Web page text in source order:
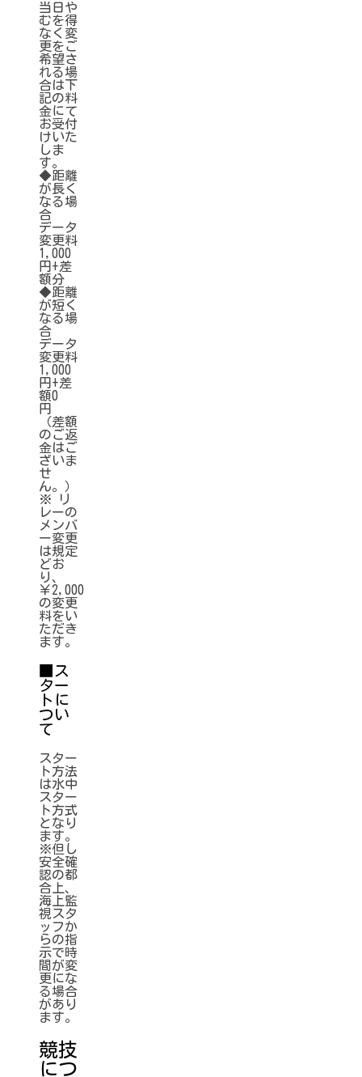
当日や
むを得
なく変
更をご
希望さ
れる場
合は下
記の料
金にて
お受付
けいた
しま
す。
◆距離
が長く
なる場
合
データ
変更料
1,000
円+差
額分
◆距離
が短く
なる場
合
データ
変更料
1,000
円+差
額0
円
（差額
のご返
金はご
ざいま
せ
ん。）
※ リ
レーの
メンバ
ー変更
は規定
どお
り、
￥2,000
の変更
料をい
ただき
ます。
■ス
ター
トに
つい
て
スター
ト方法
は水中
スター
ト方式
となり
ます。
※但し
安全確
認の都
合上、
海上監
視スタ
ッフか
らの指
示で時
間が変
更にな
る場合
があり
ます。
競技
につ